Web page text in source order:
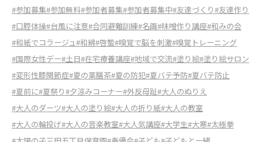
#参加募集#参加無料#参加者募集#参加者募集中#友達づくり#友達作り
#口腔体操#台風に注意#合同避難訓練#名画#味噌作り講座#和みの会
#和紙でコラージュ#和綿#啓蟄#嗅覚で脳を刺激#嗅覚トレーニング
#国際女性デー#土日#在宅療養講座#地域で交流#塗り絵#塗り絵サロン
#変形性膝関節症#夏の薬膳茶#夏の防犯#夏バテ予防#夏バテ防止
#夏前に#夏祭り#夕涼みコーナー#外反母趾#大人のぬりえ
#大人のダーツ#大人の塗り絵#大人の折り紙#大人の教室
#大人の輪投げ#大人の音楽教室#大人気講座#大学生#大寒#太極拳